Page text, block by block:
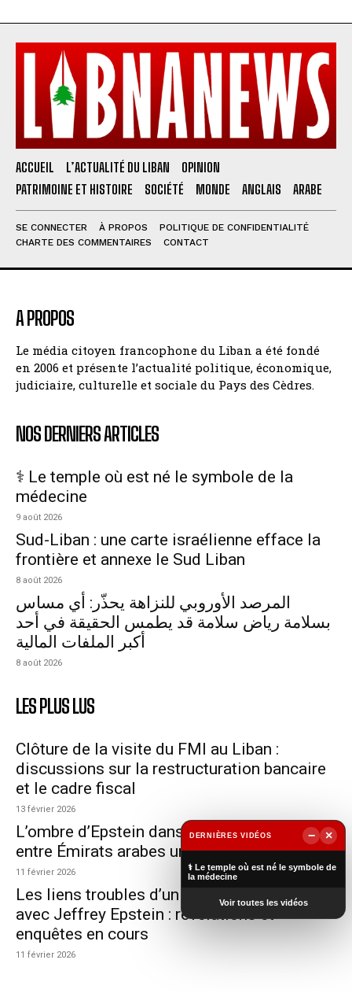
ACCUEIL L’ACTUALITÉ DU LIBAN
OPINION
PATRIMOINE ET HISTOIRE
SOCIÉTÉ MONDE ANGLAIS ARABE
SE CONNECTER À PROPOS
POLITIQUE DE CONFIDENTIALITÉ
CHARTE DES COMMENTAIRES
CONTACT
A PROPOS
Le média citoyen francophone du Liban a été fondé
en 2006 et présente l’actualité politique, économique,
judiciaire, culturelle et sociale du Pays des Cèdres.
NOS DERNIERS ARTICLES
⚕️ Le temple où est né le symbole de la
médecine
9 août 2026
Sud-Liban : une carte israélienne efface la
frontière et annexe le Sud Liban
8 août 2026
المرصد الأوروبي للنزاهة يحذّر: أي مساس
بسلامة رياض سلامة قد يطمس الحقيقة في أحد
أكبر الملفات المالية
8 août 2026
LES PLUS LUS
Clôture de la visite du FMI au Liban :
discussions sur la restructuration bancaire
et le cadre fiscal
13 février 2026
L’ombre d’Epstein dans le rapprochement
entre Émirats arabes unis et Israël
11 février 2026
Les liens troubles d’un diplomate français
avec Jeffrey Epstein : révélations et
enquêtes en cours
11 février 2026
DERNIÈRES VIDÉOS −
×
⚕️ Le temple où est né le symbole de
la médecine
Voir toutes les vidéos